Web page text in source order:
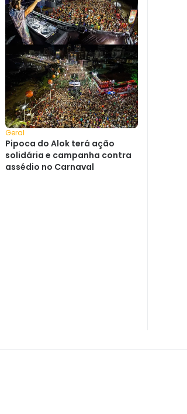
Geral
Pipoca do Alok terá ação
solidária e campanha contra
assédio no Carnaval